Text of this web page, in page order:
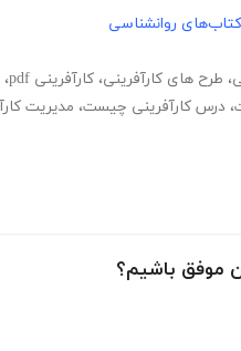
کتاب‌های روانشناسی
، طرح های کارآفرینی، کارآفرینی pdf ،
، درس کارآفرینی چیست، مدیریت
موفق باشیم؟